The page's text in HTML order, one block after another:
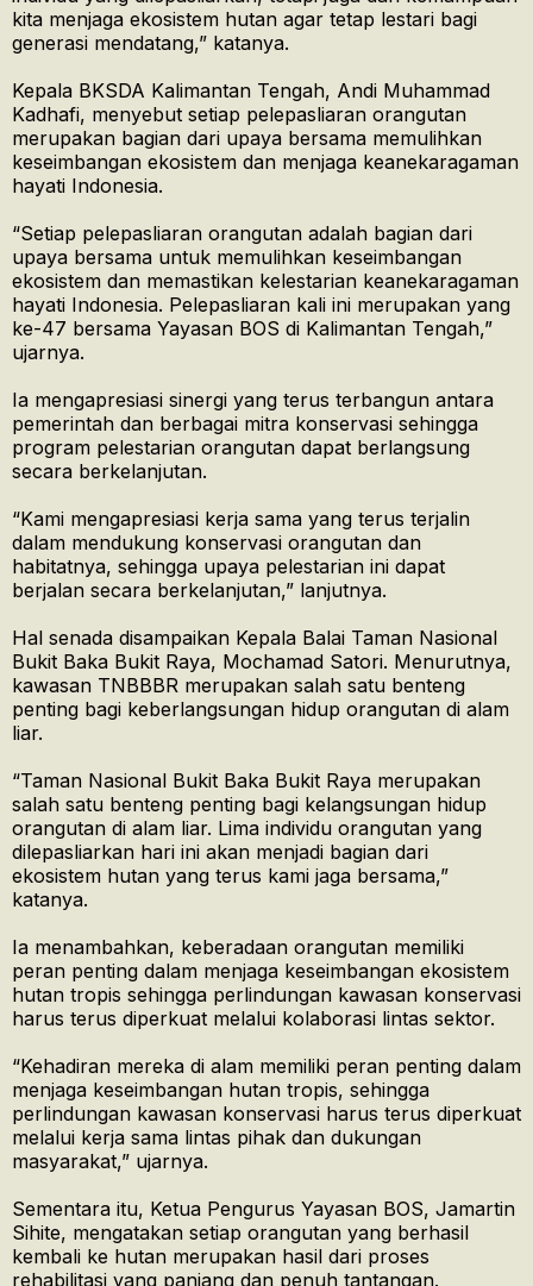
kita menjaga ekosistem hutan agar tetap lestari bagi
generasi mendatang,” katanya.
Kepala BKSDA Kalimantan Tengah, Andi Muhammad
Kadhafi, menyebut setiap pelepasliaran orangutan
merupakan bagian dari upaya bersama memulihkan
keseimbangan ekosistem dan menjaga keanekaragaman
hayati Indonesia.
“Setiap pelepasliaran orangutan adalah bagian dari
upaya bersama untuk memulihkan keseimbangan
ekosistem dan memastikan kelestarian keanekaragaman
hayati Indonesia. Pelepasliaran kali ini merupakan yang
ke-47 bersama Yayasan BOS di Kalimantan Tengah,”
ujarnya.
Ia mengapresiasi sinergi yang terus terbangun antara
pemerintah dan berbagai mitra konservasi sehingga
program pelestarian orangutan dapat berlangsung
secara berkelanjutan.
“Kami mengapresiasi kerja sama yang terus terjalin
dalam mendukung konservasi orangutan dan
habitatnya, sehingga upaya pelestarian ini dapat
berjalan secara berkelanjutan,” lanjutnya.
Hal senada disampaikan Kepala Balai Taman Nasional
Bukit Baka Bukit Raya, Mochamad Satori. Menurutnya,
kawasan TNBBBR merupakan salah satu benteng
penting bagi keberlangsungan hidup orangutan di alam
liar.
“Taman Nasional Bukit Baka Bukit Raya merupakan
salah satu benteng penting bagi kelangsungan hidup
orangutan di alam liar. Lima individu orangutan yang
dilepasliarkan hari ini akan menjadi bagian dari
ekosistem hutan yang terus kami jaga bersama,”
katanya.
Ia menambahkan, keberadaan orangutan memiliki
peran penting dalam menjaga keseimbangan ekosistem
hutan tropis sehingga perlindungan kawasan konservasi
harus terus diperkuat melalui kolaborasi lintas sektor.
“Kehadiran mereka di alam memiliki peran penting dalam
menjaga keseimbangan hutan tropis, sehingga
perlindungan kawasan konservasi harus terus diperkuat
melalui kerja sama lintas pihak dan dukungan
masyarakat,” ujarnya.
Sementara itu, Ketua Pengurus Yayasan BOS, Jamartin
Sihite, mengatakan setiap orangutan yang berhasil
kembali ke hutan merupakan hasil dari proses
rehabilitasi yang panjang dan penuh tantangan.